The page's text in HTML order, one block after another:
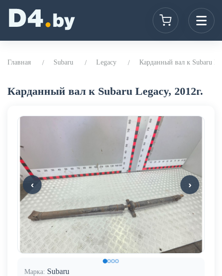
Главная Subaru Legacy Карданный вал к Subaru
Карданный вал к Subaru Legacy, 2012г.
Марка: Subaru